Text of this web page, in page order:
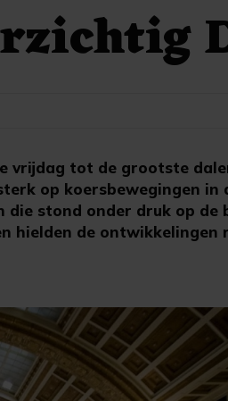
vrijdag tot de grootste
op koersbewegingen in
stond onder druk op de
hielden de ontwikkelingen